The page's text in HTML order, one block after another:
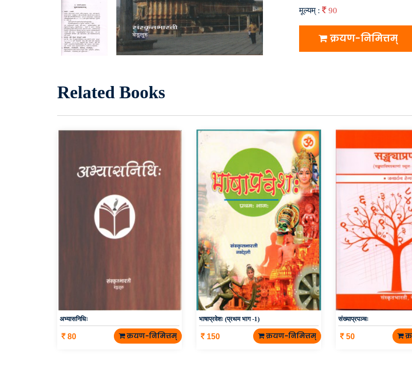
मूल्यम् : 90
क्रयण-निमित्तम्
Related Books
अभ्यासनिधिः
80 क्रयण-निमित्तम्
भाषाप्रवेशः (प्रथम भाग -1)
150 क्रयण-निमित्तम्
संख्याप्रपञ्चः
50